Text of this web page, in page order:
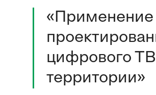
«Применение
цифрового ТВ
территории»